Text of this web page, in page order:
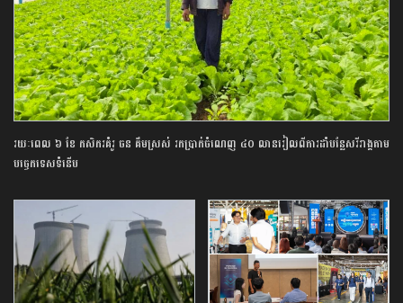
រយៈពេល ៦ ខែ កសិករគំរូ ចន គឹមស្រស់ រកប្រាក់ចំណេញ ៤០ លានរៀលពីការដាំបន្លែសរីរាង្គតាម
បច្ចេកទេសទំនើប